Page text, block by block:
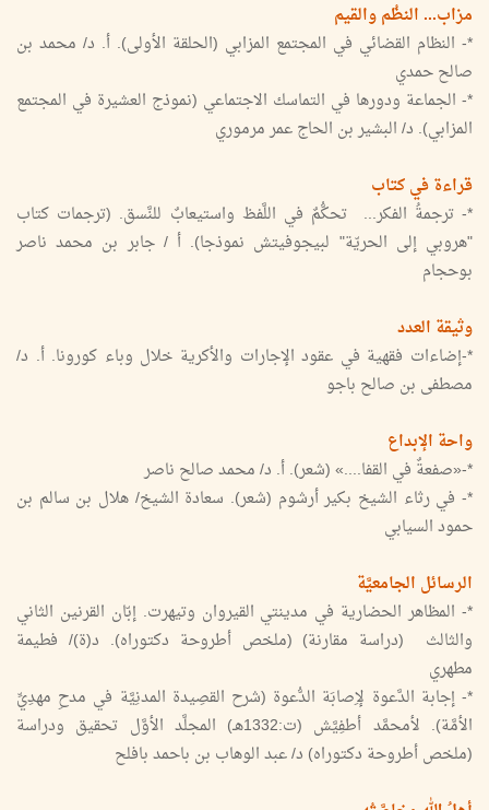
مزاب... النظُم والقيم
*- النظام القضائي في المجتمع المزابي (الحلقة الأولى). أ. د/ محمد بن
صالح حمدي
*- الجماعة ودورها في التماسك الاجتماعي (نموذج العشيرة في المجتمع
المزابي). د/ البشير بن الحاج عمر مرموري
قراءة في كتاب
*- ترجمةُ الفكر... تحكُّمٌ في اللَّفظ واستيعابٌ للنَّسق. (ترجمات كتاب
"هروبي إلى الحريّة" لبيجوفيتش نموذجا). أ / جابر بن محمد ناصر
بوحجام
وثيقة العدد
*-إضاءات فقهية في عقود الإجارات والأكرية خلال وباء كورونا. أ. د/
مصطفى بن صالح باجو
واحة الإبداع
*-«صفعةٌ في القفا....» (شعر). أ. د/ محمد صالح ناصر
*- في رثاء الشيخ بكير أرشوم (شعر). سعادة الشيخ/ هلال بن سالم بن
حمود السيابي
الرسائل الجامعيَّة
*- المظاهر الحضارية في مدينتي القيروان وتيهرت. إبّان القرنين الثاني
والثالث (دراسة مقارنة) (ملخص أطروحة دكتوراه). د(ة)/ فطيمة
مطهري
*- إجابة الدَّعوة لإِصابَة الدُّعوة (شرح القصِيدة المدنِيَّة في مدحِ مهدِيِّ
الأمَّة). لأمحمَّد أطفِيَّش (ت:1332هـ) المجلَّد الأوَّل تحقيق ودراسة
(ملخص أطروحة دكتوراه) د/ عبد الوهاب بن باحمد بافلح